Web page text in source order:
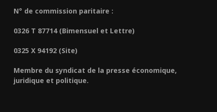
N° de commission paritaire :
0326 T 87714 (Bimensuel et Lettre)
0325 X 94192 (Site)
Membre du syndicat de la presse économique,
juridique et politique.